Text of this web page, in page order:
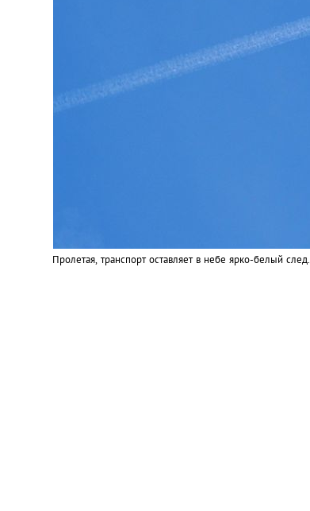
Пролетая, транспорт оставляет в небе ярко-белый след.